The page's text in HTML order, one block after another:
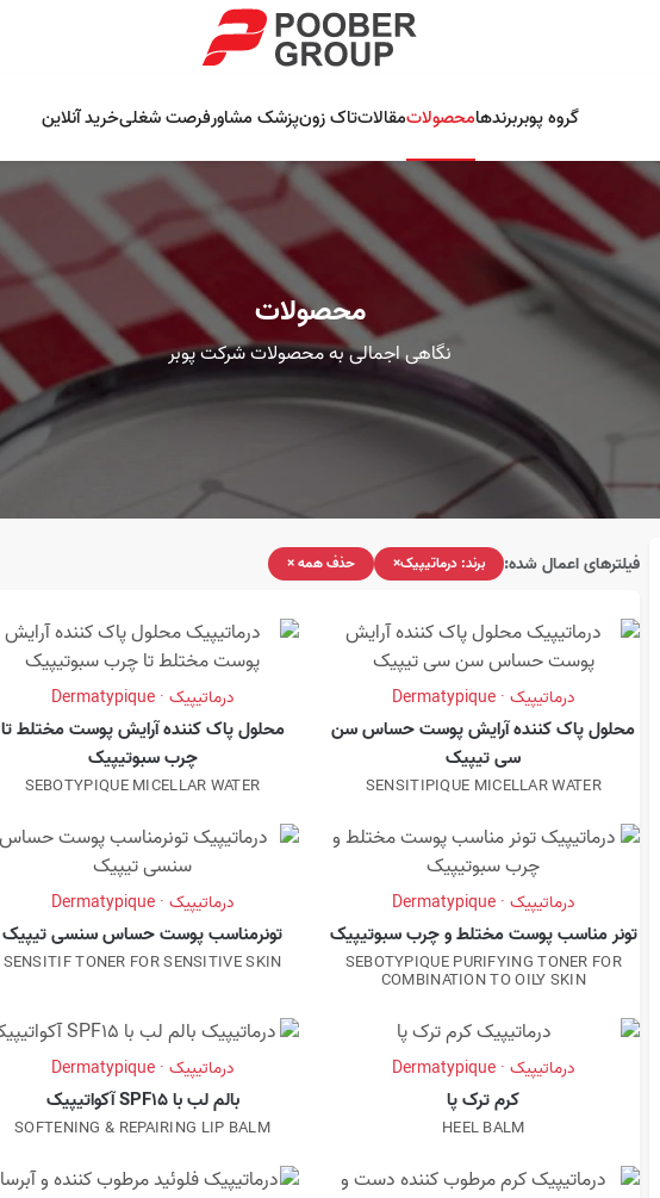
گروه پوبربرندهامحصولاتمقالاتتاک زونپزشک مشاورفرصت شغلیخرید آنلاین
محصولات
نگاهی اجمالی به محصولات شرکت پوبر
فیلترهای اعمال شده: برند: درماتیپیک× حذف همه×
درماتیپیک · Dermatypique
محلول پاک کننده آرایش پوست حساس سن
سی تیپیک
SENSITIPIQUE MICELLAR WATER
درماتیپیک · Dermatypique
محلول پاک کننده آرایش پوست مختلط تا
چرب سبوتیپیک
SEBOTYPIQUE MICELLAR WATER
درماتیپیک · Dermatypique
تونر مناسب پوست مختلط و چرب سبوتیپیک
SEBOTYPIQUE PURIFYING TONER FOR
COMBINATION TO OILY SKIN
درماتیپیک · Dermatypique
تونرمناسب پوست حساس سنسی تیپیک
SENSITIF TONER FOR SENSITIVE SKIN
درماتیپیک · Dermatypique
کرم ترک پا
HEEL BALM
درماتیپیک · Dermatypique
بالم لب با SPF15 آکواتیپیک
SOFTENING & REPAIRING LIP BALM